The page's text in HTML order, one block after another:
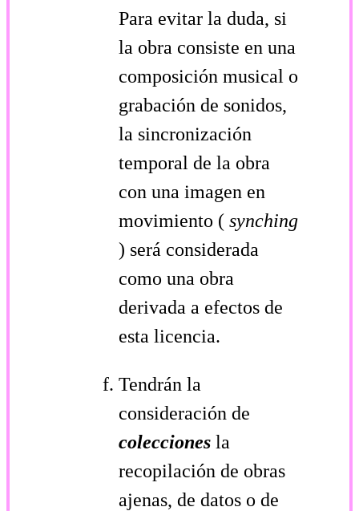
Para evitar la duda, si
la obra consiste en una
composición musical o
grabación de sonidos,
la sincronización
temporal de la obra
con una imagen en
movimiento ( synching
) será considerada
como una obra
derivada a efectos de
esta licencia.
Tendrán la
consideración de
colecciones la
recopilación de obras
ajenas, de datos o de